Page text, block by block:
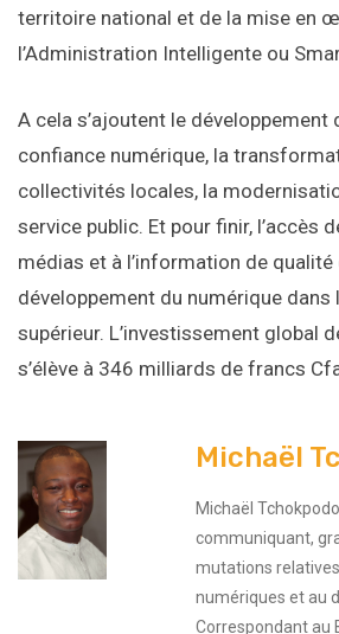
territoire national et de la mise en
l’Administration Intelligente ou
A cela s’ajoutent le développement
confiance numérique, la
collectivités locales, la
service public. Et pour finir, l’accès
médias et à l’information de qualité
développement du numérique dans
supérieur. L’investissement global
s’élève à 346 milliards de francs
Michaël
Michaël
communiquant,
mutations
numériques et au
Correspondant au